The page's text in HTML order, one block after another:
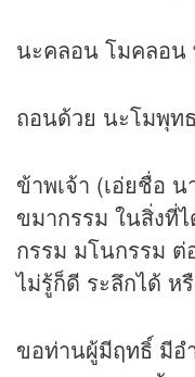
นะคลอน โมคลอ
ถอนด้วย นะโมพุท
ข้าพเจ้า (เอ่ยชื่อ
ขมากรรม ในสิ่งที่
กรรม มโนกรรม ต่
ไม่รู้ก็ดี ระลึกได้ ห
ขอท่านผู้มีฤทธิ์ มีอ